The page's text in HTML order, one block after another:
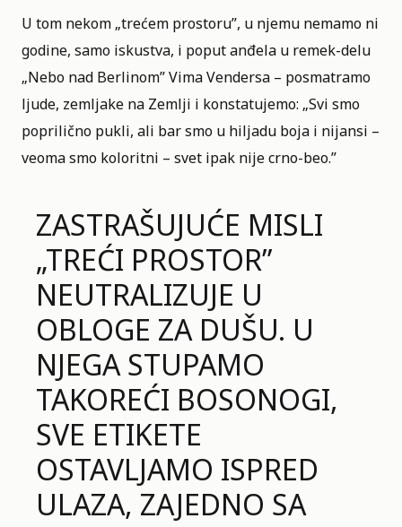
U tom nekom „trećem prostoru”, u njemu nemamo ni
godine, samo iskustva, i poput anđela u remek-delu
„Nebo nad Berlinom” Vima Vendersa – posmatramo
ljude, zemljake na Zemlji i konstatujemo: „Svi smo
poprilično pukli, ali bar smo u hiljadu boja i nijansi –
veoma smo koloritni – svet ipak nije crno-beo.”
ZASTRAŠUJUĆE MISLI
„TREĆI PROSTOR”
NEUTRALIZUJE U
OBLOGE ZA DUŠU. U
NJEGA STUPAMO
TAKOREĆI BOSONOGI,
SVE ETIKETE
OSTAVLJAMO ISPRED
ULAZA, ZAJEDNO SA